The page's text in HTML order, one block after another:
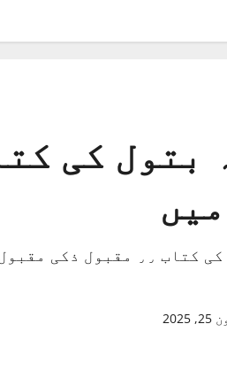
بتول کی
ریحانہ بتول کی کتاب
2025